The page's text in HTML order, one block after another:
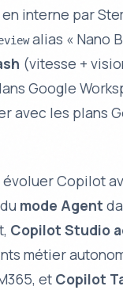
interne par
alias « Nano
(vitesse +
Google
avec les plans
Copilot
mode Agent
Copilot Studio
métier
et Copilot